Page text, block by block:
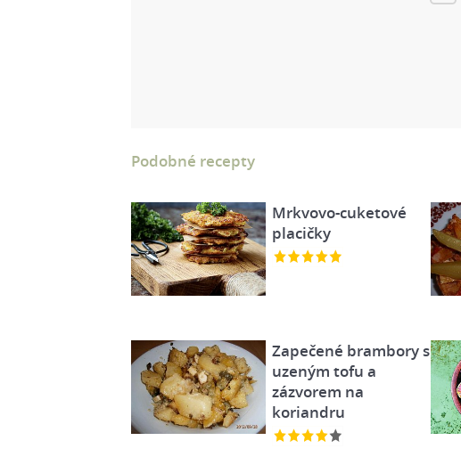
Podobné recepty
Mrkvovo-cuketové
placičky
Zapečené brambory s
uzeným tofu a
zázvorem na
koriandru